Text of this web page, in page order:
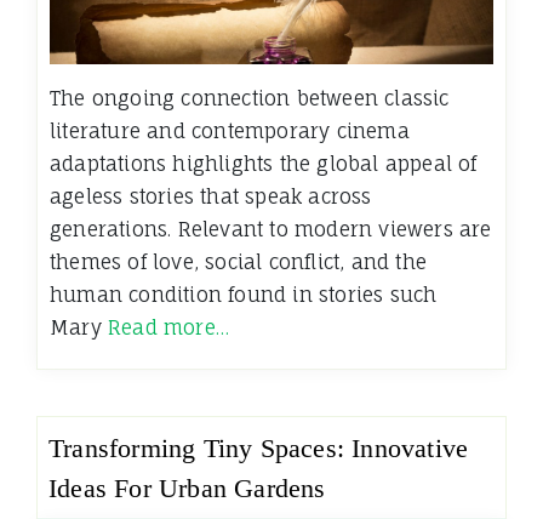
The ongoing connection between classic
literature and contemporary cinema
adaptations highlights the global appeal of
ageless stories that speak across
generations. Relevant to modern viewers are
themes of love, social conflict, and the
human condition found in stories such
MaryRead more…
Transforming Tiny Spaces: Innovative
Ideas For Urban Gardens